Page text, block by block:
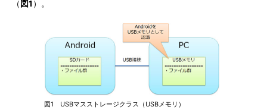
（ 図1 ）。
図1 USBマスストレージクラス（USBメモリ）